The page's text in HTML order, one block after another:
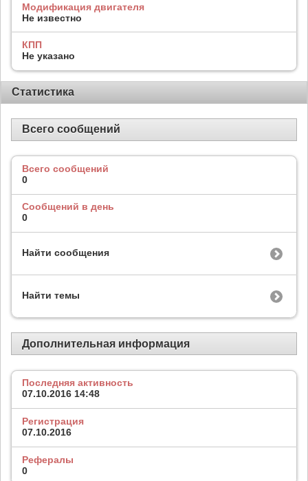
Модификация двигателя
Не известно
КПП
Не указано
Статистика
Всего сообщений
Всего сообщений
0
Сообщений в день
0
Найти сообщения
Найти темы
Дополнительная информация
Последняя активность
07.10.2016 14:48
Регистрация
07.10.2016
Рефералы
0